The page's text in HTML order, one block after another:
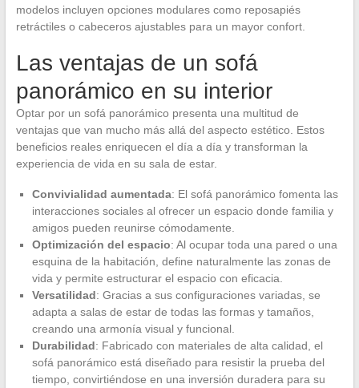
modelos incluyen opciones modulares como reposapiés
retráctiles o cabeceros ajustables para un mayor confort.
Las ventajas de un sofá
panorámico en su interior
Optar por un sofá panorámico presenta una multitud de
ventajas que van mucho más allá del aspecto estético. Estos
beneficios reales enriquecen el día a día y transforman la
experiencia de vida en su sala de estar.
Convivialidad aumentada: El sofá panorámico fomenta las
interacciones sociales al ofrecer un espacio donde familia y
amigos pueden reunirse cómodamente.
Optimización del espacio: Al ocupar toda una pared o una
esquina de la habitación, define naturalmente las zonas de
vida y permite estructurar el espacio con eficacia.
Versatilidad: Gracias a sus configuraciones variadas, se
adapta a salas de estar de todas las formas y tamaños,
creando una armonía visual y funcional.
Durabilidad: Fabricado con materiales de alta calidad, el
sofá panorámico está diseñado para resistir la prueba del
tiempo, convirtiéndose en una inversión duradera para su